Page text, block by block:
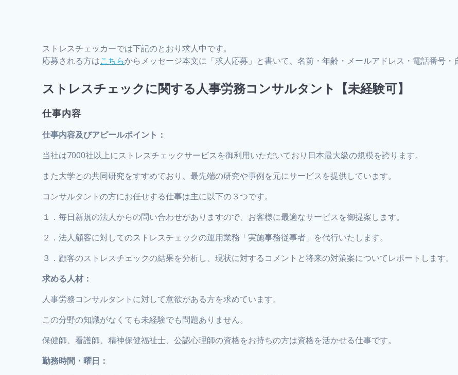
ストレスチェッカーでは下記のとおり求人中です。
応募される方はこちらからメッセージ本文に「求人応募」と書いて、名前・年齢・メールアドレス・電話番号・
ストレスチェックに関する人事労務コンサルタント【未経験可】
仕事内容
仕事内容及びアピールポイント：
当社は7000社以上にストレスチェックサービスを御利用いただいており日本最大級の規模を誇ります。
また大学との共同研究をすすめており、最先端の研究や事例を元にサービスを提供しています。
コンサルタントの方にお任せする仕事は主に以下の３つです。
１．毎日新規の法人からの問い合わせがありますので、お客様に最適なサービスを御提案します。
２．法人顧客に対してのストレスチェックの運用業務「実施事務従事者」を代行いたします。
３．顧客のストレスチェックの結果を分析し、現状に対するコメントと将来の対策案についてレポートします。
求める人材：
人事労務コンサルタントに対して意欲がある方を求めています。
この分野の知識がなくても未経験でも問題ありません。
保健師、看護師、精神保健福祉士、公認心理師の資格をお持ちの方は資格を活かせる仕事です。
勤務時間・曜日：